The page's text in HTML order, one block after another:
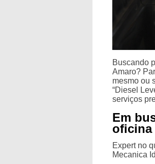
Buscando
Amaro?
mesmo ou
“Diesel
serviços
Em
oficina
Expert no
Mecanica